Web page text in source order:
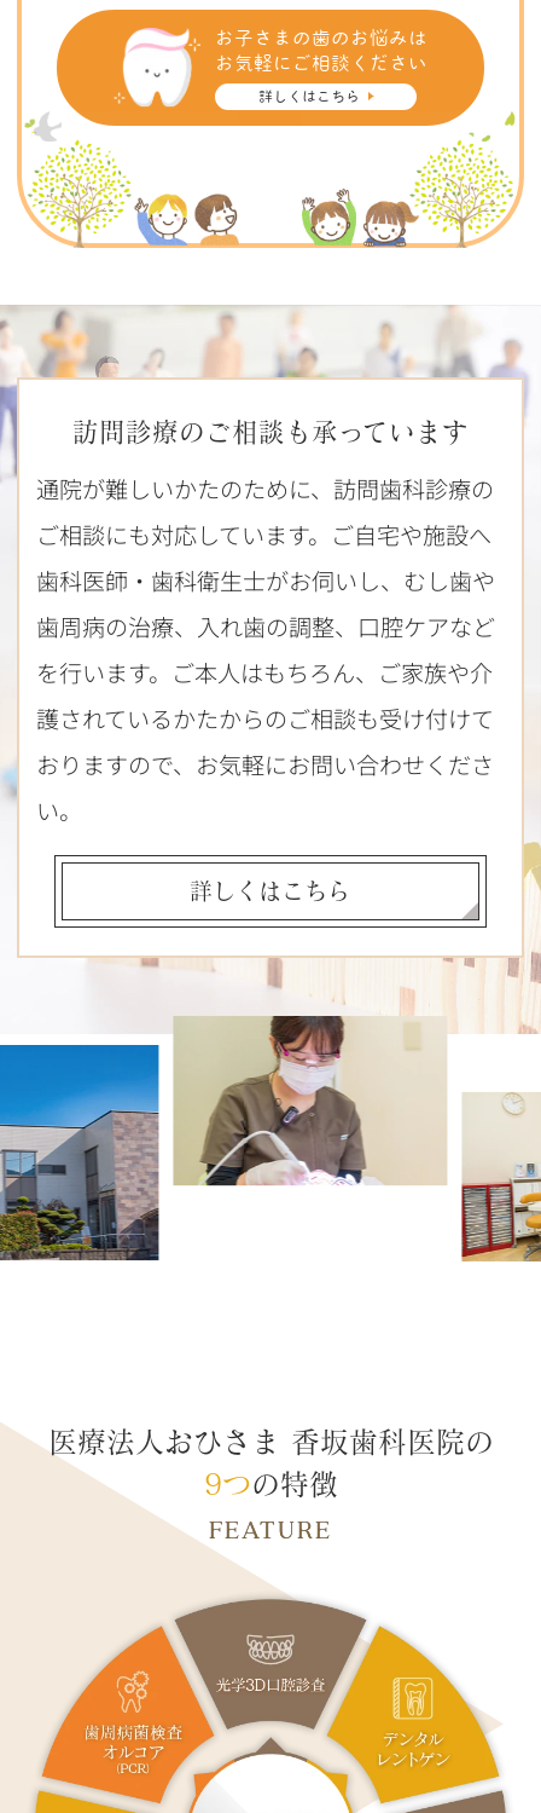
お子さまの歯のお悩みは
お気軽にご相談ください
詳しくはこちら
訪問診療のご相談も承っています
通院が難しいかたのために、訪問歯科診療の
ご相談にも対応しています。ご自宅や施設へ
歯科医師・歯科衛生士がお伺いし、むし歯や
歯周病の治療、入れ歯の調整、口腔ケアなど
を行います。ご本人はもちろん、ご家族や介
護されているかたからのご相談も受け付けて
おりますので、お気軽にお問い合わせくださ
い。
詳しくはこちら
医療法人おひさま 香坂歯科医院の
9つの特徴
FEATURE